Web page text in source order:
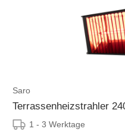
Saro
Terrassenheizstrahler
1 - 3 Werktage